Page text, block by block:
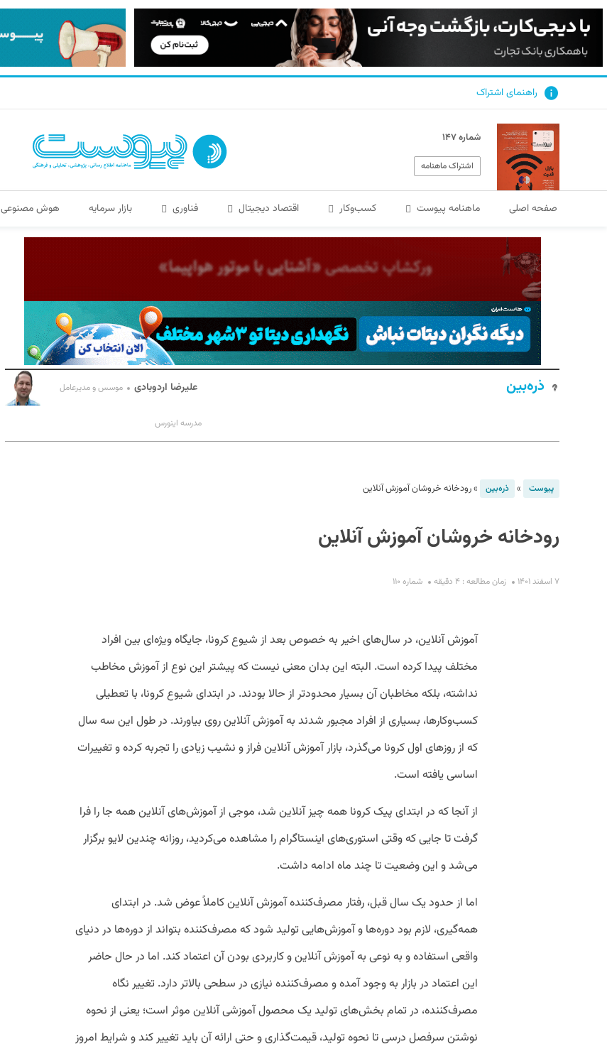
راهنمای اشتراک
شماره ۱۴۷
اشتراک ماهنامه
صفحه اصلی ماهنامه پیوست کسب‌و‌کار اقتصاد دیجیتال فناوری بازار سرمایه هوش مصنوعی
ذره‌بین علیرضا اردوبادی موسس و مدیرعامل
مدرسه اینورس
پیوست » ذره‌بین »رودخانه خروشان آموزش آنلاین
رودخانه خروشان آموزش آنلاین
۷ اسفند ۱۴۰۱ زمان مطالعه : ۴ دقیقه شماره ۱۱۰
آموزش آنلاین، در سال‌های اخیر به خصوص بعد از شیوع کرونا، جایگاه ویژه‌ای بین افراد
مختلف پیدا کرده است. البته این بدان معنی نیست که پیشتر این نوع از آموزش مخاطب
نداشته، بلکه مخاطبان آن بسیار محدودتر از حالا بودند. در ابتدای شیوع کرونا، با تعطیلی
کسب‌وکارها، بسیاری از افراد مجبور شدند به آموزش آنلاین روی بیاورند. در طول این سه سال
که از روزهای اول کرونا می‌گذرد، بازار آموزش آنلاین فراز و نشیب زیادی را تجربه کرده و تغییرات
اساسی یافته است.
از آنجا که در ابتدای پیک کرونا همه چیز آنلاین شد، موجی از آموزش‌های آنلاین همه ‌جا را فرا
گرفت تا جایی که وقتی استوری‌های اینستاگرام را مشاهده می‌کردید، روزانه چندین لایو برگزار
می‌شد و این وضعیت تا چند ماه ادامه داشت.
اما از حدود یک سال قبل، رفتار مصرف‌کننده آموزش آنلاین کاملاً عوض شد. در ابتدای
همه‌گیری، لازم بود دوره‌ها و آموزش‌هایی تولید شود که مصرف‌کننده بتواند از دوره‌ها در دنیای
واقعی استفاده و به نوعی به آموزش آنلاین و کاربردی بودن آن اعتماد کند. اما در حال حاضر
این اعتماد در بازار به وجود آمده و مصرف‌کننده نیازی در سطحی بالاتر دارد. تغییر نگاه
مصرف‌کننده، در تمام بخش‌های تولید یک محصول آموزشی آنلاین موثر است؛ یعنی از نحوه
نوشتن سرفصل درسی تا نحوه تولید، قیمت‌گذاری و حتی ارائه آن باید تغییر کند و شرایط امروز